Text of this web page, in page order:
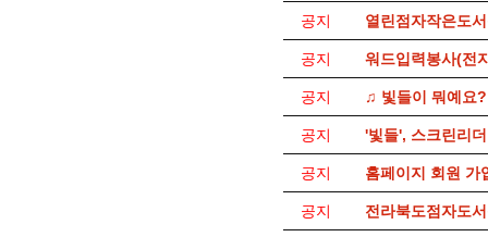
공지 열린점자작은도
공지 워드입력봉사(전
공지 ♫ 빛들이 뭐예요?
공지 '빛들', 스크린리
공지 홈페이지 회원 가
공지 전라북도점자도